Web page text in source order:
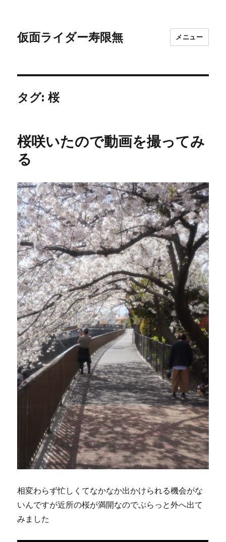
仮面ライダー寿限無 メニュー
タグ:桜
桜咲いたので動画を撮ってみ
る
相変わらず忙しくてなかなか出かけられる機会がな
いんですが近所の桜が満開なのでぷらっと外へ出て
みました